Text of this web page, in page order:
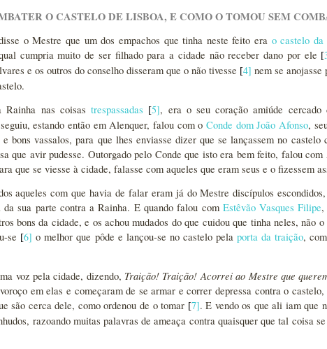
O CASTELO DE LISBOA, E COMO O TOMOU SEM
o Mestre que um dos empachos que tinha neste feito era o castelo da
cumpria muito de ser filhado para a cidade não receber dano por ele [
e os outros do conselho disseram que o não tivesse [4] nem se anojasse
Rainha nas coisastrespassadas [5], era o seu coração amiúde cercado
estando então em Alenquer, falou com o Conde dom João Afonso,
bons vassalos, para que lhes enviasse dizer que se lançassem no castelo
que avir pudesse. Outorgado pelo Conde que isto era bem feito, falou com
que se viesse à cidade, falasse com aqueles que eram seus e o fizessem
aqueles com que havia de falar eram já do Mestre discípulos
sua parte contra a Rainha. E quando falou com Estêvão Vasques Filipe,
bons da cidade, e os achou mudados do que cuidou que tinha neles, não
se [6] o melhor que pôde e lançou-se no castelo pela porta da traição,
voz pela cidade, dizendo, Traição! Traição! Acorrei ao Mestre que
em elas e começaram de se armar e correr depressa contra o castelo,
são cerca dele, como ordenou de o tomar [7]. E vendo os que ali iam que
razoando muitas palavras de ameaça contra quaisquer que tal coisa